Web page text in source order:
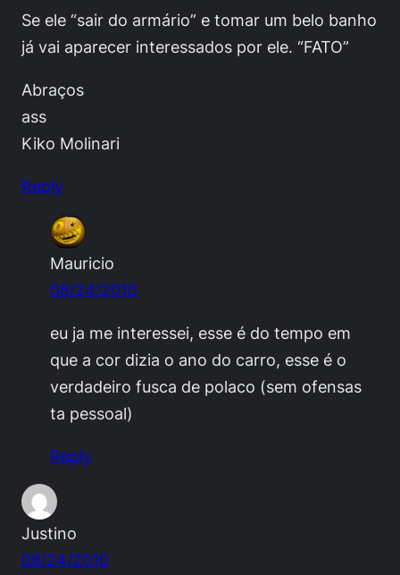
Se ele “sair do armário” e tomar um belo banho
já vai aparecer interessados por ele. “FATO”
Abraços
ass
Kiko Molinari
Reply
Mauricio
08/24/2010
eu ja me interessei, esse é do tempo em
que a cor dizia o ano do carro, esse é o
verdadeiro fusca de polaco (sem ofensas
ta pessoal)
Reply
Justino
08/24/2010